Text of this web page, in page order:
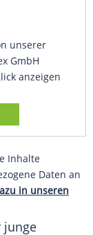
unserer
GmbH
anzeigen
Inhalte
Daten an
in unseren
junge